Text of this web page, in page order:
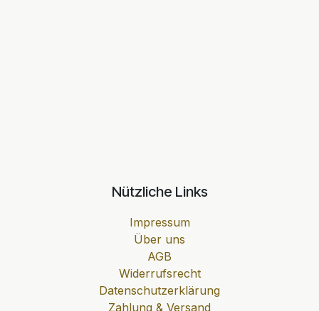
Nützliche Links
Impressum
Über uns
AGB
Widerrufsrecht
Datenschutzerklärung
Zahlung & Versand